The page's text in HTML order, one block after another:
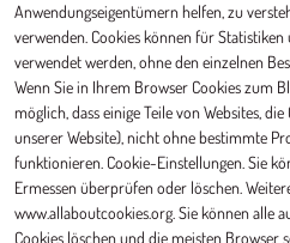
Anwendungseigentümern helfen, zu
verwenden. Cookies können für
verwendet werden, ohne den einzelnen
Wenn Sie in Ihrem Browser Cookies zum
möglich, dass einige Teile von Websites,
unserer Website), nicht ohne bestimmte
funktionieren. Cookie-Einstellungen. Sie
Ermessen überprüfen oder löschen.
www.allaboutcookies.org. Sie können alle
Cookies löschen und die meisten Browser